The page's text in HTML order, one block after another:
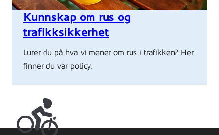
on
wooden
Kunnskap om rus og
trafikksikkerhet
Lurer du på hva vi mener om rus i trafikken? Her
finner du vår policy.